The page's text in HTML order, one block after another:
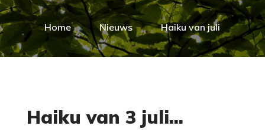
Home Nieuws Haiku van juli
Haiku van 3 juli...